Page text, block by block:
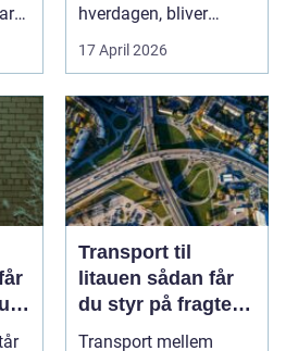
hverdagen, bliver
grænsen...
17 April 2026
Transport til
litauen sådan får
du styr på fragten
til baltikum
Transport mellem